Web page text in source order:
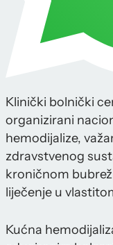
Klinički bolnički
organizirani
hemodijalize,
zdravstvenog
kroničnom
liječenje u
Kućna